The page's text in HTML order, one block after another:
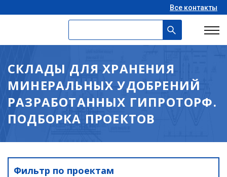
Все контакты
СКЛАДЫ ДЛЯ ХРАНЕНИЯ
МИНЕРАЛЬНЫХ УДОБРЕНИЙ
РАЗРАБОТАННЫХ ГИПРОТОРФ.
ПОДБОРКА ПРОЕКТОВ
Фильтр по проектам